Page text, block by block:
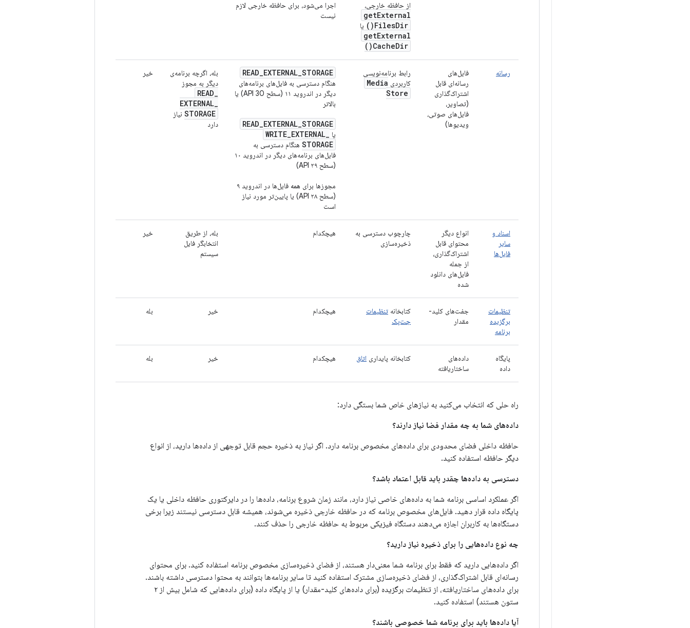
از حافظه خارجی،
getExternal
FilesDir(
) یا
getExternal
CacheDir(
)
اجرا می‌شود، برای حافظه خارجی لازم
نیست
رسانه
فایل‌های
رسانه‌ای قابل
اشتراک‌گذاری
(تصاویر،
فایل‌های صوتی،
ویدیوها)
رابط برنامه‌نویسی
کاربردی Media
Store
READ_EXTERNAL_STORAGE
هنگام دسترسی به فایل‌های برنامه‌های
دیگر در اندروید ۱۱ (سطح API 30) یا
بالاتر
READ_EXTERNAL_STORAGE
یا WRITE_EXTERNAL_
STORAGE هنگام دسترسی به
فایل‌های برنامه‌های دیگر در اندروید ۱۰
(سطح API ۲۹)
مجوزها برای همه
فایل‌ها در اندروید ۹
(سطح API ۲۸) یا پایین‌تر مورد نیاز
است
بله، اگرچه برنامه‌ی
دیگر به مجوز
READ_
EXTERNAL_
STORAGE نیاز
دارد
خیر
اسناد و
سایر
فایل‌ها
انواع دیگر
محتوای قابل
اشتراک‌گذاری،
از جمله
فایل‌های دانلود
شده
چارچوب دسترسی به
ذخیره‌سازی
هیچکدام
بله، از طریق
انتخابگر فایل
سیستم
خیر
تنظیمات
برگزیده
برنامه
جفت‌های کلید-
مقدار
کتابخانه تنظیمات
جت‌پک
هیچکدام خیر بله
پایگاه
داده
داده‌های
ساختاریافته
کتابخانه پایداری اتاق هیچکدام خیر بله
راه حلی که انتخاب می‌کنید به نیازهای خاص شما بستگی دارد:
داده‌های شما به چه مقدار فضا نیاز دارند؟
حافظه داخلی فضای محدودی برای داده‌های مخصوص برنامه دارد. اگر نیاز به ذخیره حجم قابل توجهی از داده‌ها دارید، از انواع
دیگر حافظه استفاده کنید.
دسترسی به داده‌ها چقدر باید قابل اعتماد باشد؟
اگر عملکرد اساسی برنامه شما به داده‌های خاصی نیاز دارد، مانند زمان شروع برنامه، داده‌ها را در دایرکتوری حافظه داخلی یا یک
پایگاه داده قرار دهید. فایل‌های مخصوص برنامه که در حافظه خارجی ذخیره می‌شوند، همیشه قابل دسترسی نیستند زیرا برخی
دستگاه‌ها به کاربران اجازه می‌دهند دستگاه فیزیکی مربوط به حافظه خارجی را حذف کنند.
چه نوع داده‌هایی را برای ذخیره نیاز دارید؟
اگر داده‌هایی دارید که فقط برای برنامه شما معنی‌دار هستند، از فضای ذخیره‌سازی مخصوص برنامه استفاده کنید. برای محتوای
رسانه‌ای قابل اشتراک‌گذاری، از فضای ذخیره‌سازی مشترک استفاده کنید تا سایر برنامه‌ها بتوانند به محتوا دسترسی داشته باشند.
برای داده‌های ساختاریافته، از تنظیمات برگزیده (برای داده‌های کلید-مقدار) یا از پایگاه داده (برای داده‌هایی که شامل بیش از ۲
ستون هستند) استفاده کنید.
آیا داده‌ها باید برای برنامه شما خصوصی باشند؟